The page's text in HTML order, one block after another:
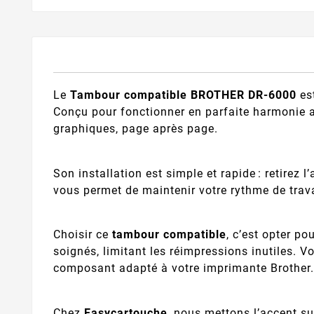
Le Tambour compatible BROTHER DR-6000
Conçu pour fonctionner en parfaite harmonie
graphiques, page après page.
Son installation est simple et rapide : retirez
vous permet de maintenir votre rythme de
Choisir ce tambour compatible, c’est opter
soignés, limitant les réimpressions inutiles.
composant adapté à votre imprimante Brother.